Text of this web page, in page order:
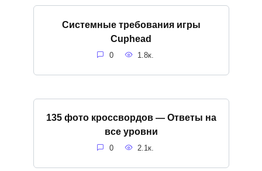
Системные требования игры
Cuphead
0 1.8к.
135 фото кроссвордов — Ответы на
все уровни
0 2.1к.